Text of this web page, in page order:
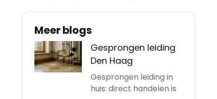
Meer blogs
Gesprongen leiding
Den Haag
Gesprongen leiding in
huis: direct handelen is